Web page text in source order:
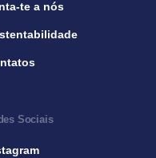
te a nós
Sociais